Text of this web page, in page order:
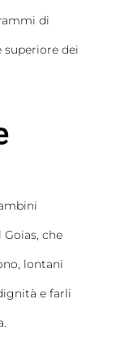
di
dei
che
lontani
e farli